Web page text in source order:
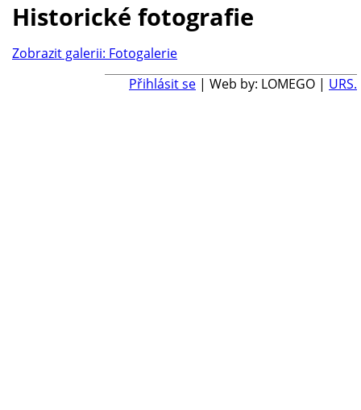
Historické fotografie
Zobrazit galerii: Fotogalerie
Přihlásit se | Web by: LOMEGO | URS.